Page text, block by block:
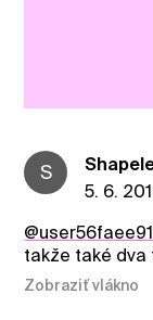
S
5. 6.
takže také dva
Zobraziť vlákno